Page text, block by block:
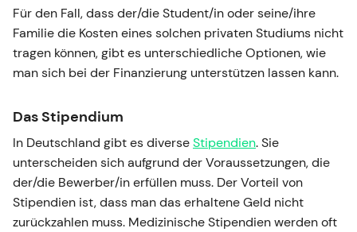
Für den Fall, dass der/die Student/in oder seine/ihre
Familie die Kosten eines solchen privaten Studiums nicht
tragen können, gibt es unterschiedliche Optionen, wie
man sich bei der Finanzierung unterstützen lassen kann.
Das Stipendium
In Deutschland gibt es diverseStipendien. Sie
unterscheiden sich aufgrund der Voraussetzungen, die
der/die Bewerber/in erfüllen muss. Der Vorteil von
Stipendien ist, dass man das erhaltene Geld nicht
zurückzahlen muss. Medizinische Stipendien werden oft